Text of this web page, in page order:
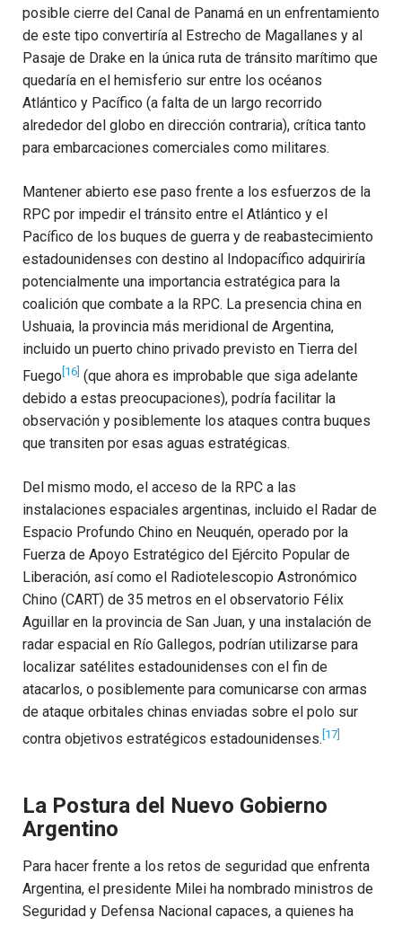
posible cierre del Canal de Panamá en un enfrentamiento
de este tipo convertiría al Estrecho de Magallanes y al
Pasaje de Drake en la única ruta de tránsito marítimo que
quedaría en el hemisferio sur entre los océanos
Atlántico y Pacífico (a falta de un largo recorrido
alrededor del globo en dirección contraria), crítica tanto
para embarcaciones comerciales como militares.
Mantener abierto ese paso frente a los esfuerzos de la
RPC por impedir el tránsito entre el Atlántico y el
Pacífico de los buques de guerra y de reabastecimiento
estadounidenses con destino al Indopacífico adquiriría
potencialmente una importancia estratégica para la
coalición que combate a la RPC. La presencia china en
Ushuaia, la provincia más meridional de Argentina,
incluido un puerto chino privado previsto en Tierra del
Fuego [16] (que ahora es improbable que siga adelante
debido a estas preocupaciones), podría facilitar la
observación y posiblemente los ataques contra buques
que transiten por esas aguas estratégicas.
Del mismo modo, el acceso de la RPC a las
instalaciones espaciales argentinas, incluido el Radar de
Espacio Profundo Chino en Neuquén, operado por la
Fuerza de Apoyo Estratégico del Ejército Popular de
Liberación, así como el Radiotelescopio Astronómico
Chino (CART) de 35 metros en el observatorio Félix
Aguillar en la provincia de San Juan, y una instalación de
radar espacial en Río Gallegos, podrían utilizarse para
localizar satélites estadounidenses con el fin de
atacarlos, o posiblemente para comunicarse con armas
de ataque orbitales chinas enviadas sobre el polo sur
contra objetivos estratégicos estadounidenses. [17]
La Postura del Nuevo Gobierno
Argentino
Para hacer frente a los retos de seguridad que enfrenta
Argentina, el presidente Milei ha nombrado ministros de
Seguridad y Defensa Nacional capaces, a quienes ha